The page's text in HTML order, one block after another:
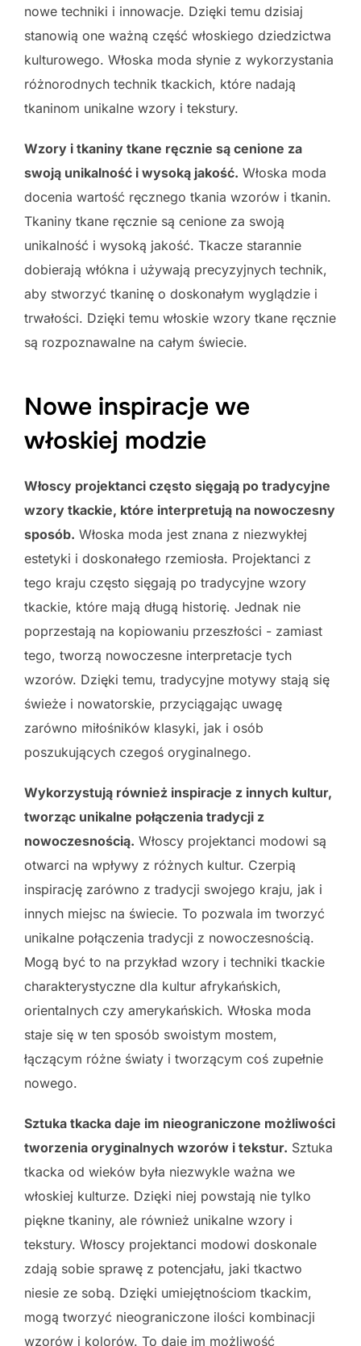
nowe techniki i innowacje. Dzięki temu dzisiaj
stanowią one ważną część włoskiego dziedzictwa
kulturowego. Włoska moda słynie z wykorzystania
różnorodnych technik tkackich, które nadają
tkaninom unikalne wzory i tekstury.
Wzory i tkaniny tkane ręcznie są cenione za
swoją unikalność i wysoką jakość. Włoska moda
docenia wartość ręcznego tkania wzorów i tkanin.
Tkaniny tkane ręcznie są cenione za swoją
unikalność i wysoką jakość. Tkacze starannie
dobierają włókna i używają precyzyjnych technik,
aby stworzyć tkaninę o doskonałym wyglądzie i
trwałości. Dzięki temu włoskie wzory tkane ręcznie
są rozpoznawalne na całym świecie.
Nowe inspiracje we
włoskiej modzie
Włoscy projektanci często sięgają po tradycyjne
wzory tkackie, które interpretują na nowoczesny
sposób. Włoska moda jest znana z niezwykłej
estetyki i doskonałego rzemiosła. Projektanci z
tego kraju często sięgają po tradycyjne wzory
tkackie, które mają długą historię. Jednak nie
poprzestają na kopiowaniu przeszłości - zamiast
tego, tworzą nowoczesne interpretacje tych
wzorów. Dzięki temu, tradycyjne motywy stają się
świeże i nowatorskie, przyciągając uwagę
zarówno miłośników klasyki, jak i osób
poszukujących czegoś oryginalnego.
Wykorzystują również inspiracje z innych kultur,
tworząc unikalne połączenia tradycji z
nowoczesnością. Włoscy projektanci modowi są
otwarci na wpływy z różnych kultur. Czerpią
inspirację zarówno z tradycji swojego kraju, jak i
innych miejsc na świecie. To pozwala im tworzyć
unikalne połączenia tradycji z nowoczesnością.
Mogą być to na przykład wzory i techniki tkackie
charakterystyczne dla kultur afrykańskich,
orientalnych czy amerykańskich. Włoska moda
staje się w ten sposób swoistym mostem,
łączącym różne światy i tworzącym coś zupełnie
nowego.
Sztuka tkacka daje im nieograniczone możliwości
tworzenia oryginalnych wzorów i tekstur. Sztuka
tkacka od wieków była niezwykle ważna we
włoskiej kulturze. Dzięki niej powstają nie tylko
piękne tkaniny, ale również unikalne wzory i
tekstury. Włoscy projektanci modowi doskonale
zdają sobie sprawę z potencjału, jaki tkactwo
niesie ze sobą. Dzięki umiejętnościom tkackim,
mogą tworzyć nieograniczone ilości kombinacji
wzorów i kolorów. To daje im możliwość